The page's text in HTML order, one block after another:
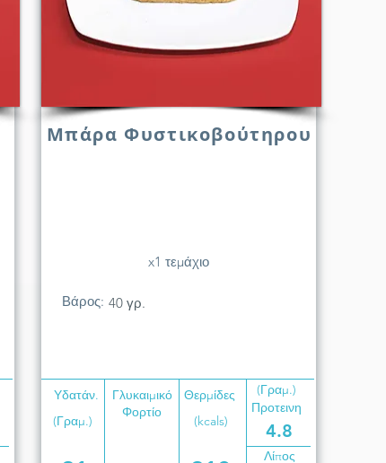
Μπάρα Φυστικοβούτηρου
x1 τεμάχιο
Βάρος: 40 γρ.
Υδατάν.
Γλυκαιμικό
Φορτίο
(Γραμ.)
Θερμίδες
(kcals)
Προτεινη
4.8
(Γραμ.)
Λίπος